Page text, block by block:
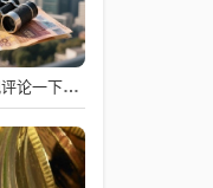
用人民史观评论一下澎湖海战